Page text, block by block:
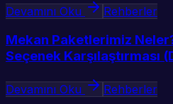
Devamını Oku Rehberler
Mekan Paketlerimiz
Seçenek Karşılaştırması
Devamını Oku Rehberler